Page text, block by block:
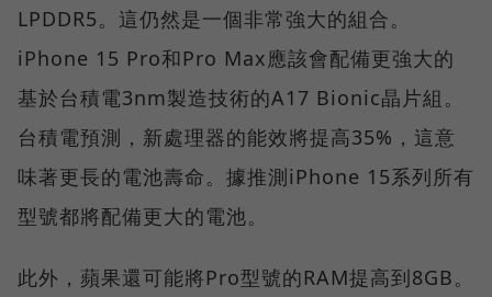
LPDDR5。這仍然是一個非常強大的組合。
iPhone 15 Pro和Pro Max應該會配備更強大的
基於台積電3nm製造技術的A17 Bionic晶片組。
台積電預測，新處理器的能效將提高35%，這意
味著更長的電池壽命。據推測iPhone 15系列所有
型號都將配備更大的電池。
此外，蘋果還可能將Pro型號的RAM提高到8GB。